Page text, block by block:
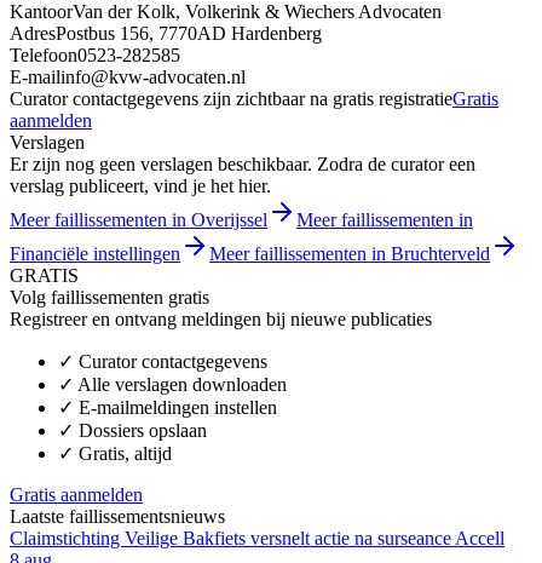
KantoorVan der Kolk, Volkerink & Wiechers Advocaten
AdresPostbus 156, 7770AD Hardenberg
Telefoon0523-282585
E-mailinfo@kvw-advocaten.nl
Curator contactgegevens zijn zichtbaar na gratis registratieGratis
aanmelden
Verslagen
Er zijn nog geen verslagen beschikbaar. Zodra de curator een
verslag publiceert, vind je het hier.
Meer faillissementen in Overijssel
Meer faillissementen in
Financiële instellingen
Meer faillissementen in Bruchterveld
GRATIS
Volg faillissementen gratis
Registreer en ontvang meldingen bij nieuwe publicaties
✓ Curator contactgegevens
✓ Alle verslagen downloaden
✓ E-mailmeldingen instellen
✓ Dossiers opslaan
✓ Gratis, altijd
Gratis aanmelden
Laatste faillissementsnieuws
Claimstichting Veilige Bakfiets versnelt actie na surseance Accell